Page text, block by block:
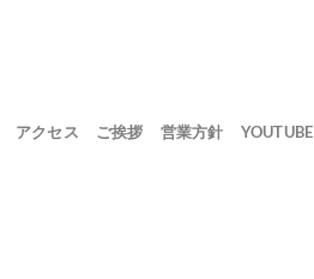
アクセス ご挨拶 営業方針 YOUTUBE